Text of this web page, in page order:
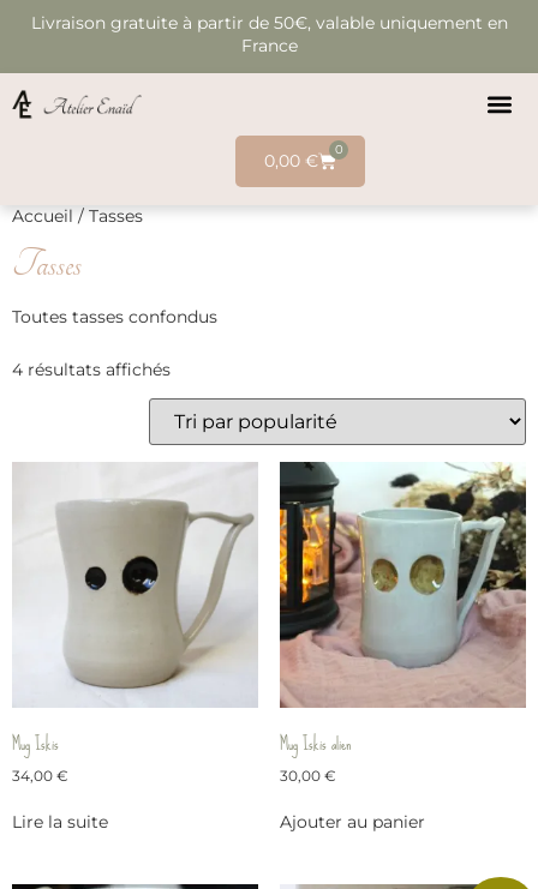
Livraison gratuite à partir de 50€, valable uniquement en
France
0,00€
0
Accueil/ Tasses
Tasses
Toutes tasses confondus
4 résultats affichés
Mug Iskis
34,00 €
Lire la suite
Mug Iskis alien
30,00 €
Ajouter au panier